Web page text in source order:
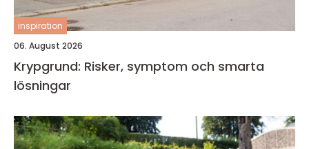
inspiration
06. August 2026
Krypgrund: Risker, symptom och smarta
lösningar